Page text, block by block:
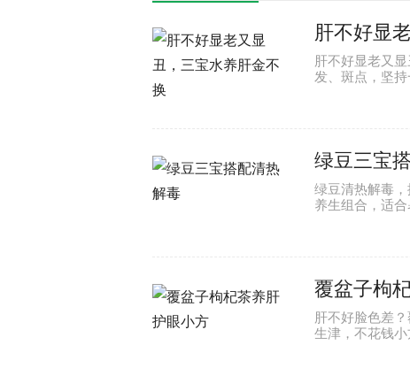
肝不好显
肝不好显老又
发、斑点，坚持
绿豆三宝
绿豆清热解毒
养生组合，适
覆盆子枸
肝不好脸色差
生津，不花钱